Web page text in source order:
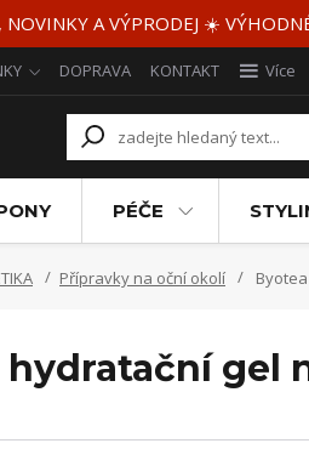
NOVINKY A VÝPRODEJ ☀️
DOPRAVA KONTAKT Více
PÉČE
Přípravky na oční okolí
hydratační gel